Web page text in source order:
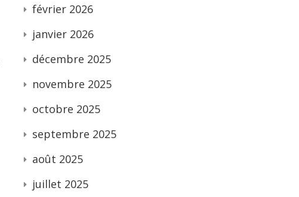
février 2026
janvier 2026
décembre 2025
novembre 2025
octobre 2025
septembre 2025
août 2025
juillet 2025